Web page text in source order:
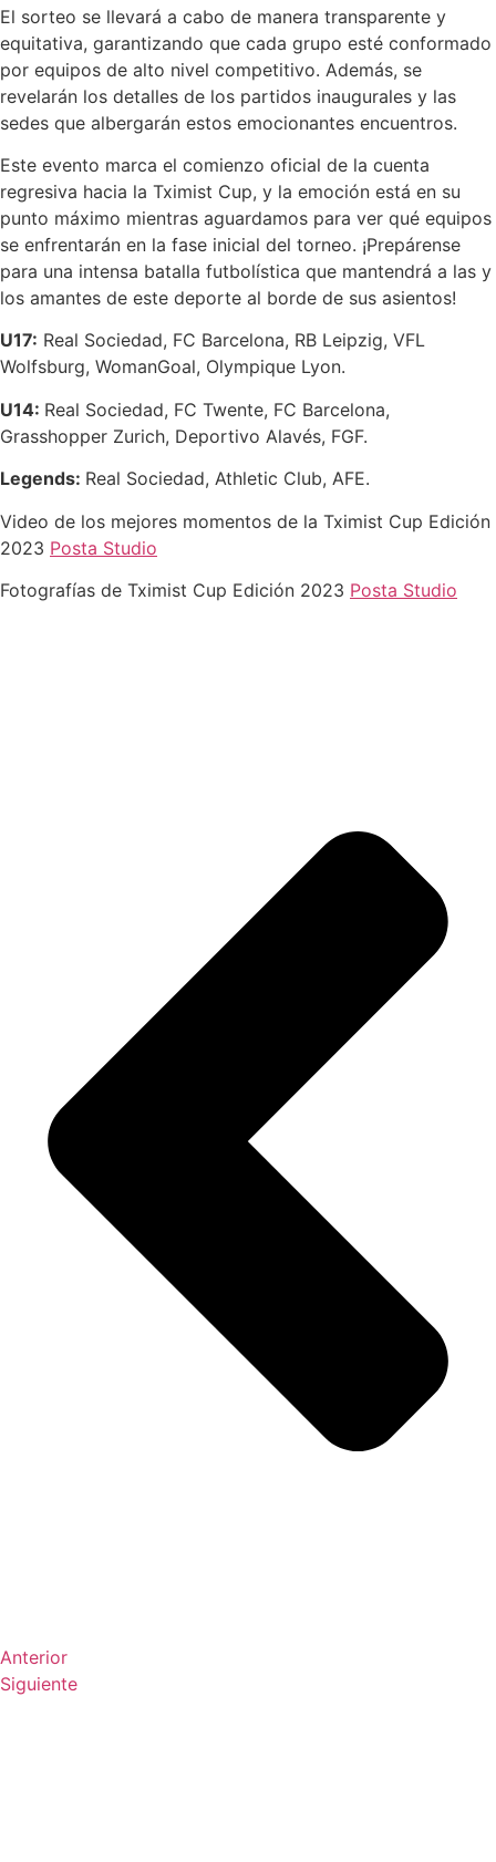
El sorteo se llevará a cabo de manera transparente y
equitativa, garantizando que cada grupo esté conformado
por equipos de alto nivel competitivo. Además, se
revelarán los detalles de los partidos inaugurales y las
sedes que albergarán estos emocionantes encuentros.
Este evento marca el comienzo oficial de la cuenta
regresiva hacia la Tximist Cup, y la emoción está en su
punto máximo mientras aguardamos para ver qué equipos
se enfrentarán en la fase inicial del torneo. ¡Prepárense
para una intensa batalla futbolística que mantendrá a las y
los amantes de este deporte al borde de sus asientos!
U17: Real Sociedad, FC Barcelona, RB Leipzig, VFL
Wolfsburg, WomanGoal, Olympique Lyon.
U14: Real Sociedad, FC Twente, FC Barcelona,
Grasshopper Zurich, Deportivo Alavés, FGF.
Legends: Real Sociedad, Athletic Club, AFE.
Video de los mejores momentos de la Tximist Cup Edición
2023 Posta Studio
Fotografías de Tximist Cup Edición 2023 Posta Studio
Anterior
Siguiente